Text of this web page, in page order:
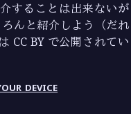
することは出来ないが
んと紹介しよう（だれ
CC BY で公開されてい
device